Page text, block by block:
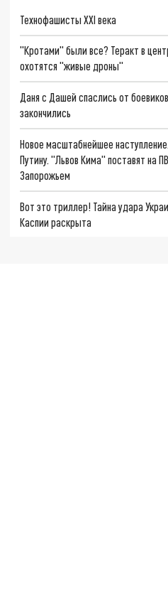
Технофашисты XXI века
"Кротами" были все? Теракт в
охотятся "живые дроны"
Даня с Дашей спаслись от
закончились
Новое масштабнейшее
Путину. "Львов Кима" поставят на
Запорожьем
Вот это триллер! Тайна удара
Каспии раскрыта